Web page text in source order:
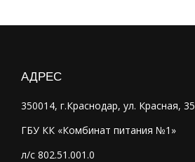
АДРЕС
350014, г.Краснодар, ул. Красная, 35
ГБУ КК «Комбинат питания №1»
л/с 802.51.001.0